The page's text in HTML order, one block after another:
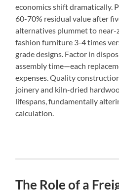
economics shift dramatically.
60-70% residual value after
alternatives plummet to near-
fashion furniture 3-4 times
grade designs. Factor in
assembly time—each
expenses. Quality
joinery and kiln-dried
lifespans, fundamentally
calculation.
The Role of a